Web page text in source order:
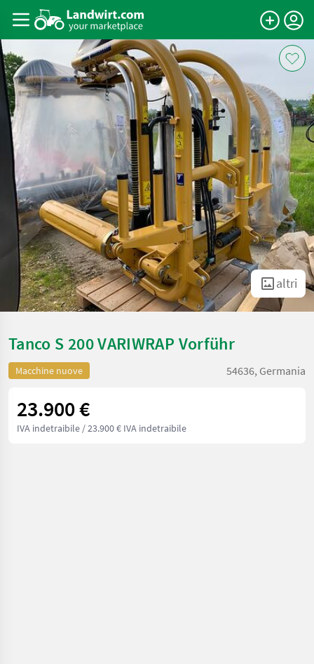
altri
Tanco S 200 VARIWRAP Vorführ
Macchine nuove 54636, Germania
23.900 €
IVA indetraibile / 23.900 € IVA indetraibile